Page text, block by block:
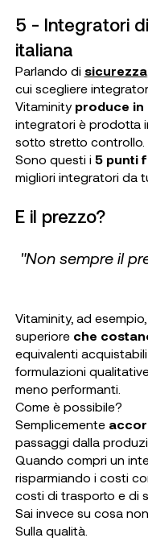
5 - Integratori
italiana
Parlando di sicurezza
cui scegliere
Vitaminity produce in
integratori è prodotta
sotto stretto controllo.
Sono questi i 5 punti
migliori integratori da
E il prezzo?
"Non sempre il
Vitaminity, ad
superiore che
equivalenti
formulazioni
meno performanti.
Come è possibile?
Semplicemente
passaggi dalla
Quando compri un
risparmiando i costi
costi di trasporto e di
Sai invece su cosa
Sulla qualità.